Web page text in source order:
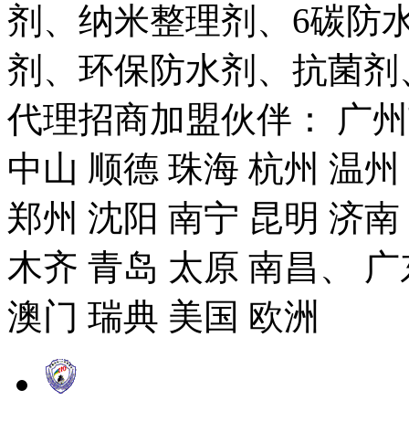
剂、纳米整理剂、6碳防
剂、环保防水剂、抗菌
代理招商加盟伙伴： 广
中山 顺德 珠海 杭州 温
郑州 沈阳 南宁 昆明 济
木齐 青岛 太原 南昌、
澳门 瑞典 美国 欧洲